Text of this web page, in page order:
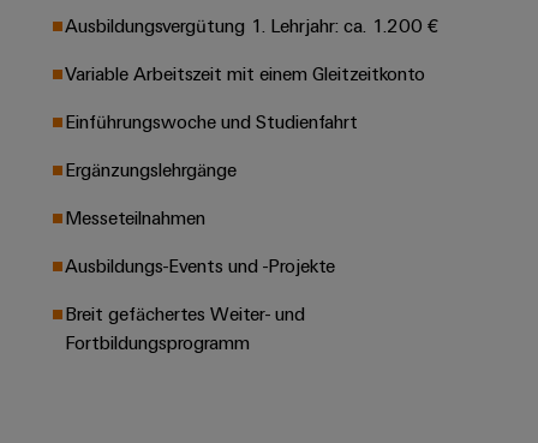
Lösungen
klimafreundliche
Mobilitat
im
Bahnverkehr
Schiffbau
Umfassende
Verbindungslösungen
die
Industrie
Connector
Equipment
Manufacturer
Cloud-
Services
Industrial
Service
Platform
easyConnect
&
Zubehör
Thüringen
Ausbildungsvergütung 1. Lehrjahr: ca. 1.200 €
Variable Arbeitszeit mit einem Gleitzeitkonto
Einführungswoche und Studienfahrt
Ergänzungslehrgänge
Messeteilnahmen
Ausbildungs-Events und -Projekte
Breit gefächertes Weiter- und
Fortbildungsprogramm